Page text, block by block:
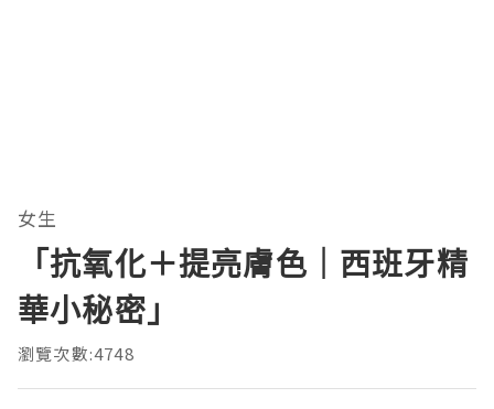
女生
「抗氧化＋提亮膚色｜西班牙精
華小秘密」
瀏覽次數:4748